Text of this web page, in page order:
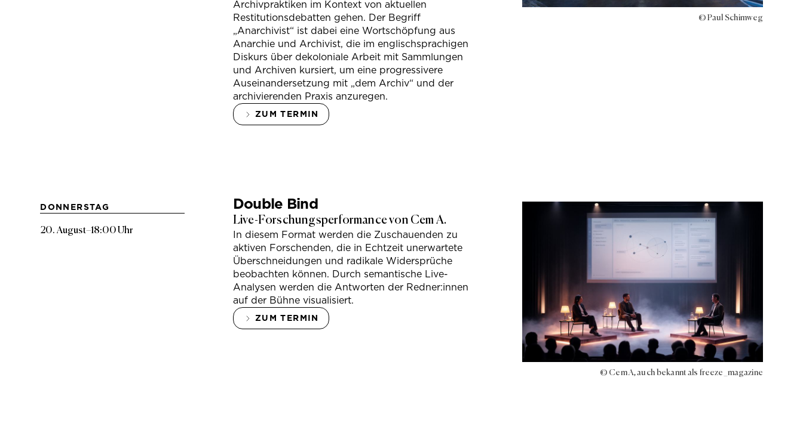
Archivpraktiken im Kontext von aktuellen
Restitutionsdebatten gehen. Der Begriff
„Anarchivist“ ist dabei eine Wortschöpfung aus
Anarchie und Archivist, die im englischsprachigen
Diskurs über dekoloniale Arbeit mit Sammlungen
und Archiven kursiert, um eine progressivere
Auseinandersetzung mit „dem Archiv“ und der
archivierenden Praxis anzuregen.
ZUM TERMIN
© Paul Schimweg
DONNERSTAG
20. August–18:00 Uhr
Double Bind
Live-Forschungsperformance von Cem A.
In diesem Format werden die Zuschauenden zu
aktiven Forschenden, die in Echtzeit unerwartete
Überschneidungen und radikale Widersprüche
beobachten können. Durch semantische Live-
Analysen werden die Antworten der Redner:innen
auf der Bühne visualisiert.
ZUM TERMIN
© Cem A, auch bekannt als freeze_magazine